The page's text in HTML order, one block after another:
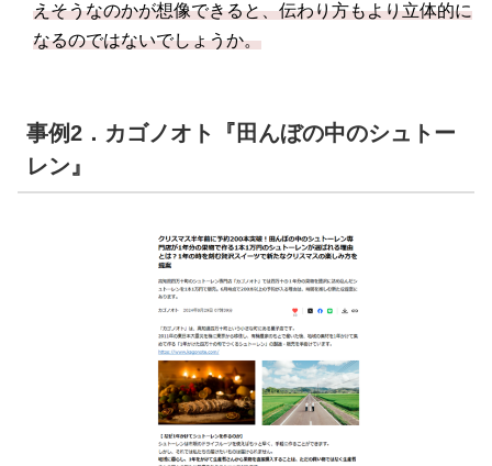
えそうなのかが想像できると、伝わり方もより立体的に
なるのではないでしょうか。
事例2．カゴノオト『田んぼの中のシュトー
レン』